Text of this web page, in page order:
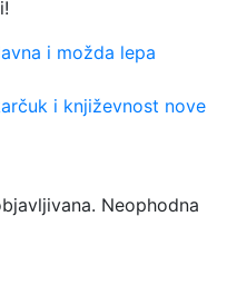
i možda lepa
i književnost nove
Neophodna